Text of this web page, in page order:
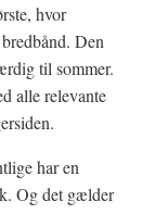
hvor
Den
til sommer.
alle relevante
har en
Og det gælder